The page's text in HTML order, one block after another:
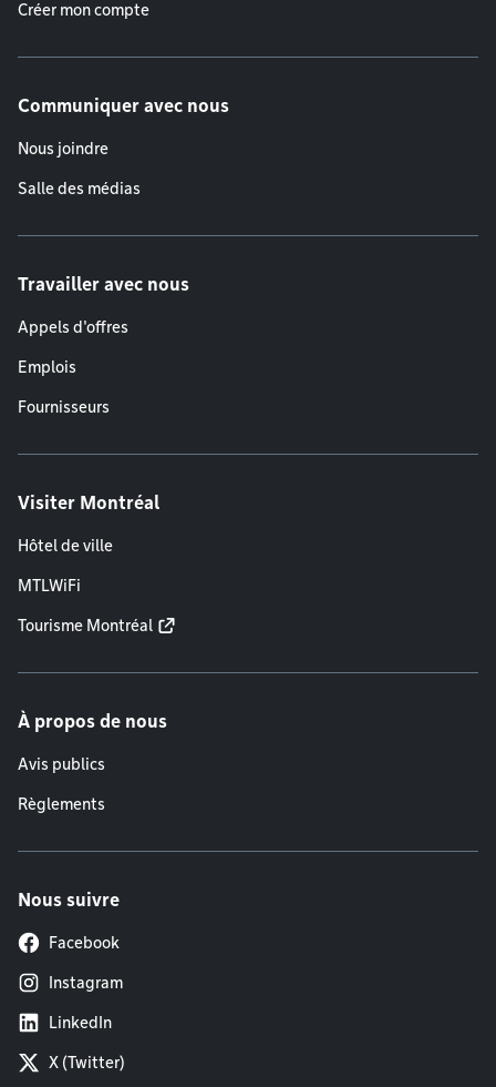
Créer mon compte
Communiquer avec nous
Nous joindre
Salle des médias
Travailler avec nous
Appels d'offres
Emplois
Fournisseurs
Visiter Montréal
Hôtel de ville
MTLWiFi
Tourisme Montréal
À propos de nous
Avis publics
Règlements
Nous suivre
Facebook
Instagram
LinkedIn
X (Twitter)